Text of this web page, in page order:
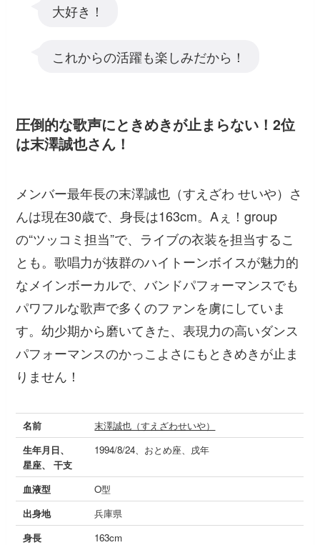
大好き！
これからの活躍も楽しみだから！
圧倒的な歌声にときめきが止まらない！2位
は末澤誠也さん！
メンバー最年長の末澤誠也（すえざわ せいや）さ
んは現在30歳で、身長は163cm。Aぇ！group
の“ツッコミ担当”で、ライブの衣装を担当するこ
とも。歌唱力が抜群のハイトーンボイスが魅力的
なメインボーカルで、バンドパフォーマンスでも
パワフルな歌声で多くのファンを虜にしていま
す。幼少期から磨いてきた、表現力の高いダンス
パフォーマンスのかっこよさにもときめきが止ま
りません！
名前
末澤誠也（すえざわせいや）
生年月日、
星座、 干支
1994/8/24、おとめ座、戌年
血液型
O型
出身地
兵庫県
身長
163cm